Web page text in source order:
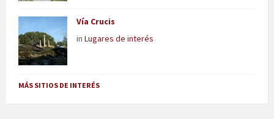
Vía Crucis
in Lugares de interés
MÁS SITIOS DE INTERÉS